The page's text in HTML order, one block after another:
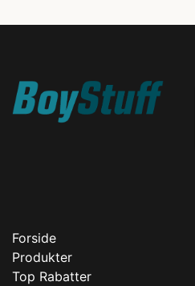
Forside
Produkter
Top Rabatter